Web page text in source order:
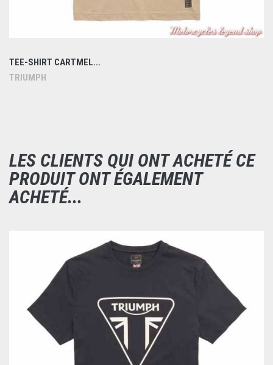
TEE-SHIRT CARTMEL...
TRIUMPH
LES CLIENTS QUI ONT ACHETÉ CE
PRODUIT ONT ÉGALEMENT
ACHETÉ...